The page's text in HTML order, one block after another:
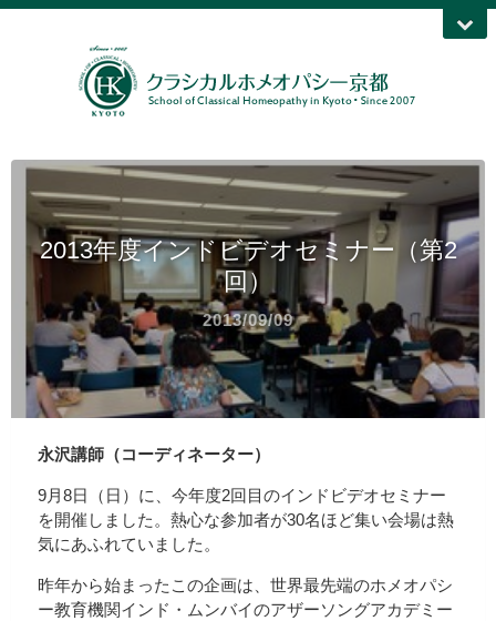
2013年度インドビデオセミナー（第2
回）
2013/09/09
永沢講師（コーディネーター）
9月8日（日）に、今年度2回目のインドビデオセミナー
を開催しました。熱心な参加者が30名ほど集い会場は熱
気にあふれていました。
昨年から始まったこの企画は、世界最先端のホメオパシ
ー教育機関インド・ムンバイのアザーソングアカデミー